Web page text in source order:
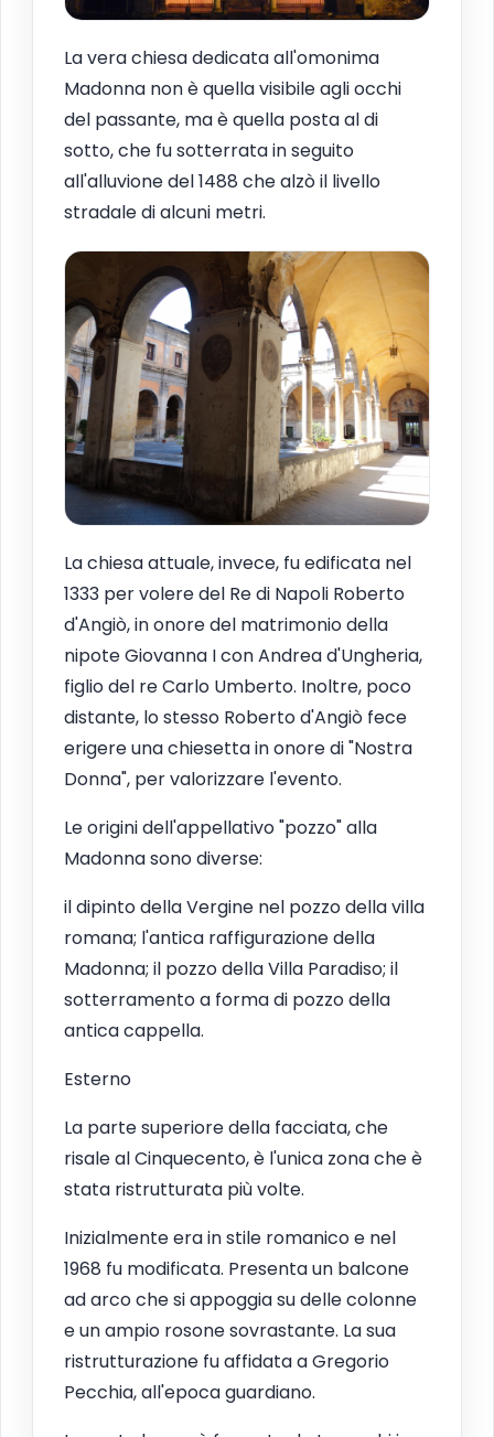
La vera chiesa dedicata all'omonima
Madonna non è quella visibile agli occhi
del passante, ma è quella posta al di
sotto, che fu sotterrata in seguito
all'alluvione del 1488 che alzò il livello
stradale di alcuni metri.
La chiesa attuale, invece, fu edificata nel
1333 per volere del Re di Napoli Roberto
d'Angiò, in onore del matrimonio della
nipote Giovanna I con Andrea d'Ungheria,
figlio del re Carlo Umberto. Inoltre, poco
distante, lo stesso Roberto d'Angiò fece
erigere una chiesetta in onore di "Nostra
Donna", per valorizzare l'evento.
Le origini dell'appellativo "pozzo" alla
Madonna sono diverse:
il dipinto della Vergine nel pozzo della villa
romana; l'antica raffigurazione della
Madonna; il pozzo della Villa Paradiso; il
sotterramento a forma di pozzo della
antica cappella.
Esterno
La parte superiore della facciata, che
risale al Cinquecento, è l'unica zona che è
stata ristrutturata più volte.
Inizialmente era in stile romanico e nel
1968 fu modificata. Presenta un balcone
ad arco che si appoggia su delle colonne
e un ampio rosone sovrastante. La sua
ristrutturazione fu affidata a Gregorio
Pecchia, all'epoca guardiano.